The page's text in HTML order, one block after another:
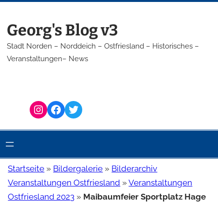
springen
Georg's Blog v3
Stadt Norden – Norddeich – Ostfriesland – Historisches –
Veranstaltungen– News
Instagram Facebook Twitter
Startseite » Bildergalerie » Bilderarchiv
Veranstaltungen Ostfriesland »Veranstaltungen
Ostfriesland 2023 » Maibaumfeier Sportplatz Hage